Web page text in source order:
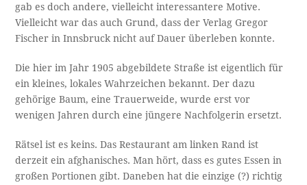
gab es doch andere, vielleicht interessantere Motive.
Vielleicht war das auch Grund, dass der Verlag Gregor
Fischer in Innsbruck nicht auf Dauer überleben konnte.
Die hier im Jahr 1905 abgebildete Straße ist eigentlich für
ein kleines, lokales Wahrzeichen bekannt. Der dazu
gehörige Baum, eine Trauerweide, wurde erst vor
wenigen Jahren durch eine jüngere Nachfolgerin ersetzt.
Rätsel ist es keins. Das Restaurant am linken Rand ist
derzeit ein afghanisches. Man hört, dass es gutes Essen in
großen Portionen gibt. Daneben hat die einzige (?) richtig